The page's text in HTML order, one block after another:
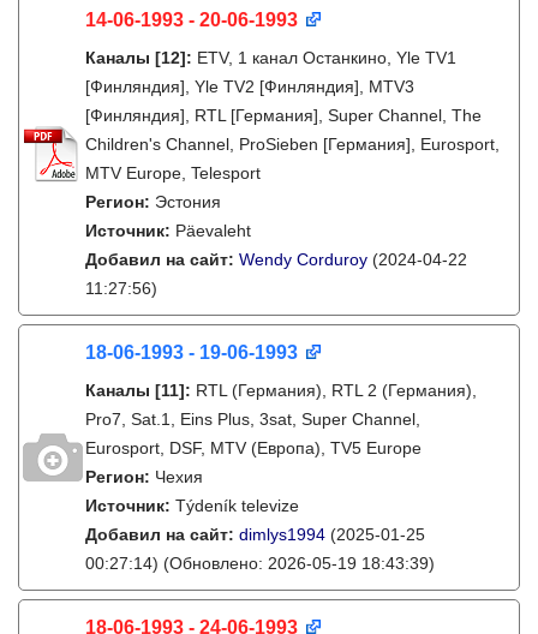
14-06-1993 - 20-06-1993
Каналы [12]: ETV, 1 канал Останкино, Yle TV1
[Финляндия], Yle TV2 [Финляндия], MTV3
[Финляндия], RTL [Германия], Super Channel, The
Children's Channel, ProSieben [Германия], Eurosport,
MTV Europe, Telesport
Регион: Эстония
Источник: Päevaleht
Добавил на сайт: Wendy Corduroy (2024-04-22
11:27:56)
18-06-1993 - 19-06-1993
Каналы [11]: RTL (Германия), RTL 2 (Германия),
Pro7, Sat.1, Eins Plus, 3sat, Super Channel,
Eurosport, DSF, MTV (Европа), TV5 Europe
Регион: Чехия
Источник: Týdeník televize
Добавил на сайт: dimlys1994 (2025-01-25
00:27:14) (Обновлено: 2026-05-19 18:43:39)
18-06-1993 - 24-06-1993